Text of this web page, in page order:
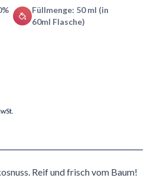
Füllmenge: 50 ml (in
60ml Flasche)
Reif und frisch vom Baum!